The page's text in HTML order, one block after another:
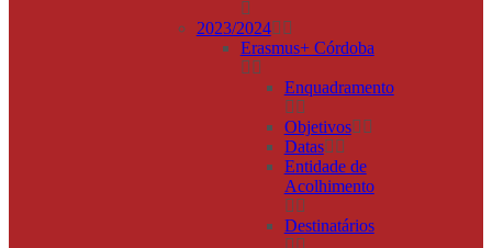
2023/2024
Erasmus+ Córdoba
Enquadramento
Objetivos
Datas
Entidade de
Acolhimento
Destinatários